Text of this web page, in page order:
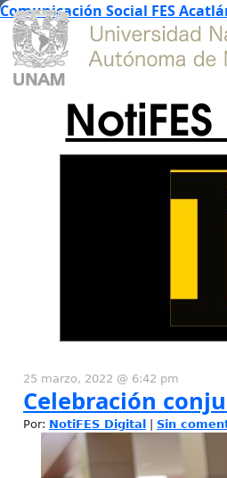
Comunicación Social FES
25 marzo, 2022 @ 6:42 pm
Celebración
Por: NotiFES Digital Sin